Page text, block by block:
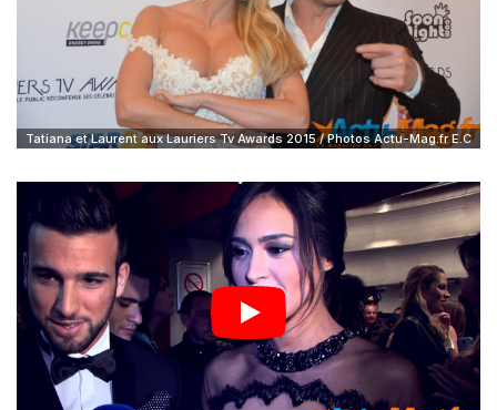
Tatiana et Laurent aux Lauriers Tv Awards 2015 / Photos Actu-Mag.fr E.C